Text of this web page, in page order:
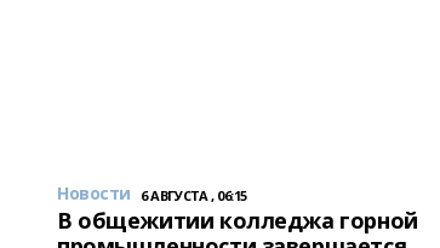
Новости 6 АВГУСТА , 06:15
В общежитии колледжа горной